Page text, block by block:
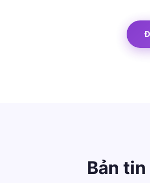
Bản